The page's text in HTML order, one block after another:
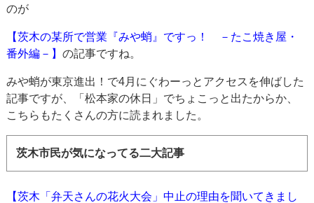
のが
【茨木の某所で営業『みや蛸』ですっ！ －たこ焼き屋・
番外編－】の記事ですね。
みや蛸が東京進出！で4月にぐわーっとアクセスを伸ばした
記事ですが、「松本家の休日」でちょこっと出たからか、
こちらもたくさんの方に読まれました。
茨木市民が気になってる二大記事
【茨木「弁天さんの花火大会」中止の理由を聞いてきまし